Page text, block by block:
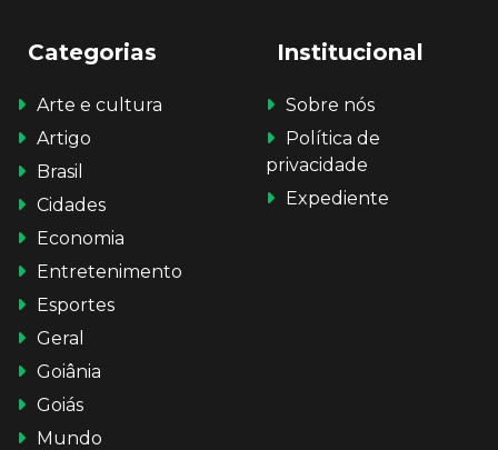
Categorias
Arte e cultura
Artigo
Brasil
Cidades
Economia
Entretenimento
Esportes
Geral
Goiânia
Goiás
Mundo
Institucional
Sobre nós
Política de
privacidade
Expediente